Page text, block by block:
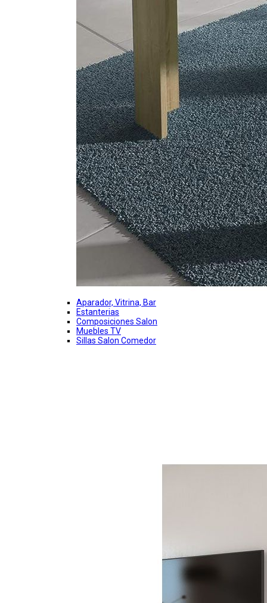
Aparador, Vitrina, Bar
Estanterias
Composiciones Salon
Muebles TV
Sillas Salon Comedor